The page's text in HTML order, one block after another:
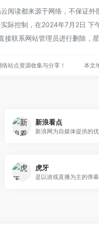
阅读都来源于网络，不保证
际控制，在2024年7月2日 下
联系网站管理员进行删除，
站点资源收集与分享！ 本文
新浪看点
虎牙